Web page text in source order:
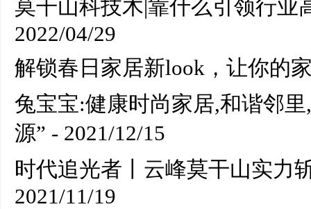
莫干山科技木|靠什么引领行业
2022/04/29
解锁春日家居新look，让你的
兔宝宝:健康时尚家居,和谐邻
源” - 2021/12/15
时代追光者丨云峰莫干山实力
2021/11/19